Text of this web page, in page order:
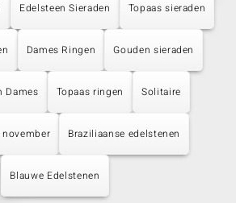
Edelsteen Sieraden Topaas sieraden
Dames Ringen Gouden sieraden
Dames Topaas ringen Solitaire
Braziliaanse edelstenen
Blauwe Edelstenen